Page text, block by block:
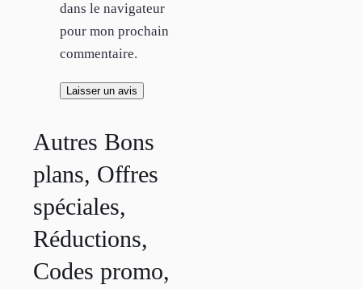
dans le navigateur
pour mon prochain
commentaire.
Autres Bons
plans, Offres
spéciales,
Réductions,
Codes promo,